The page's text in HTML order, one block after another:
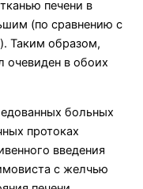
пе­чени в
(по сравнению с
Таким образом,
очевиден в обоих
больных
протоках
введения
с желчью